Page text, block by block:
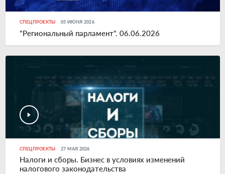
СПЕЦПРОЕКТЫ 05 ИЮНЯ 2026
"Региональный парламент". 06.06.2026
СПЕЦПРОЕКТЫ 27 МАЯ 2026
Налоги и сборы. Бизнес в условиях изменений
налогового законодательства